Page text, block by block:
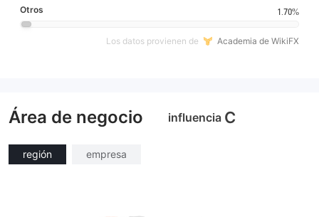
Otros 1.70%
Los datos provienen de Academia de WikiFX
Área de negocio influencia C
región empresa